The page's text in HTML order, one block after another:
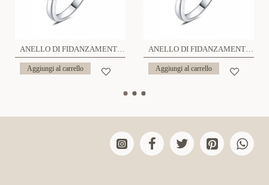
ANELLO DI FIDANZAMENTO REGOLABILE CON ZIRCONE - AGS2464B490
Aggiungi al carrello
ANELLO DI FIDANZAMENTO REGOLABILE CON ZIRCONE - AGS2464B491
Aggiungi al carrello